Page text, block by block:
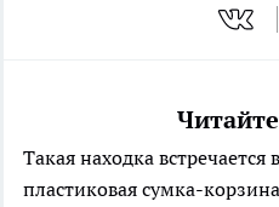
Такая находка встречается
пластиковая сумка-